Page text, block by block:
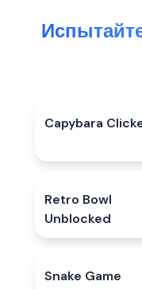
4.9
Capybara
Retro Bowl
Unblocked
Snake Game